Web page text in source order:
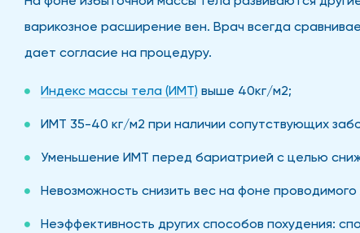
варикозное расширение вен. Врач всегда
дает согласие на процедуру.
Индекс массы тела (ИМТ) выше 40кг/м2;
ИМТ 35-40 кг/м2 при наличии сопутствующих
Уменьшение ИМТ перед бариатрией с целью
Невозможность снизить вес на фоне
Неэффективность других способов похудения: